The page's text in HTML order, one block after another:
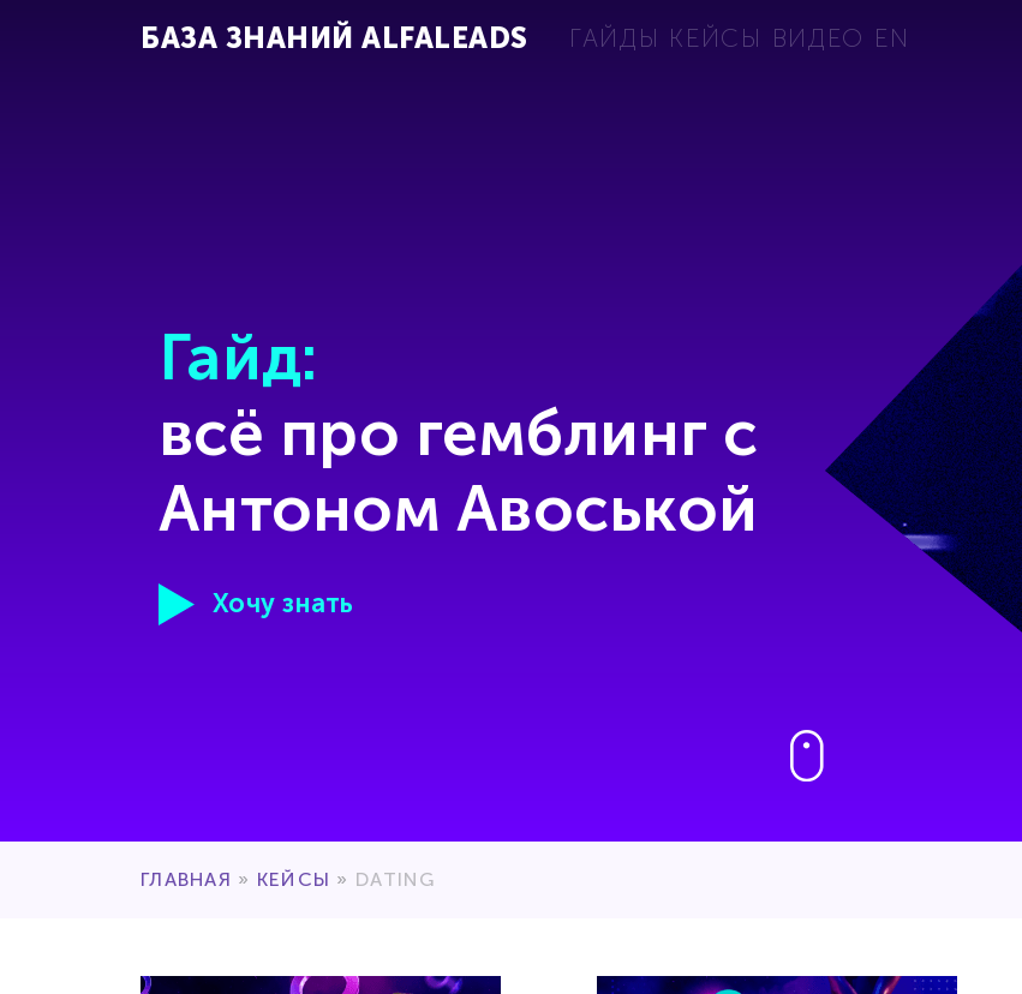
БАЗА ЗНАНИЙ ALFALEADS ГАЙДЫ КЕЙСЫ ВИДЕО EN
Гайд:
всё про гемблинг с
Антоном Авоськой
Хочу знать
ГЛАВНАЯ » КЕЙСЫ » DATING